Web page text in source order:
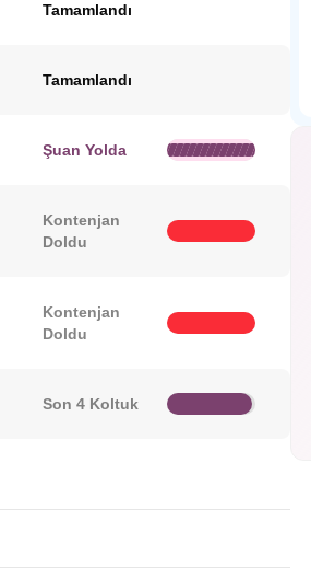
Tamamlandı
Tamamlandı
Şuan Yolda
Kontenjan
Doldu
Kontenjan
Doldu
Son 4 Koltuk